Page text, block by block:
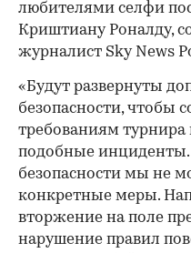
любителями селфи
Криштиану Роналду,
журналист Sky News
«Будут развернуты
безопасности, чтобы
требованиям турнира
подобные
безопасности мы не
конкретные меры.
вторжение на поле
нарушение правил